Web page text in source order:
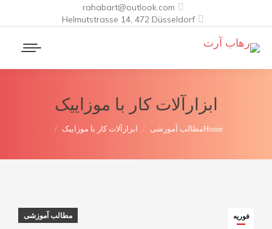
rahabart@outlook.com
Helmutstrasse 14, 472 Düsseldorf
ابزارآلات کار با موزاییک
You are here:
Homeمطالب آموزشی ابزارآلات کار با موزاییک
فوریه مطالب آموزشی